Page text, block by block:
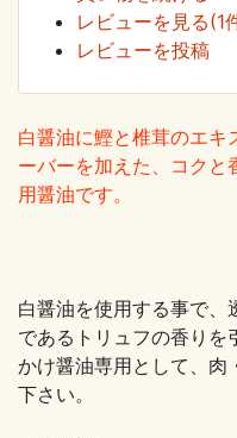
レビューを見る(1
レビューを投稿
白醤油に鰹と椎茸のエキ
ーバーを加えた、コクと
用醤油です。
白醤油を使用する事で、
であるトリュフの香りを
かけ醤油専用として、肉
下さい。